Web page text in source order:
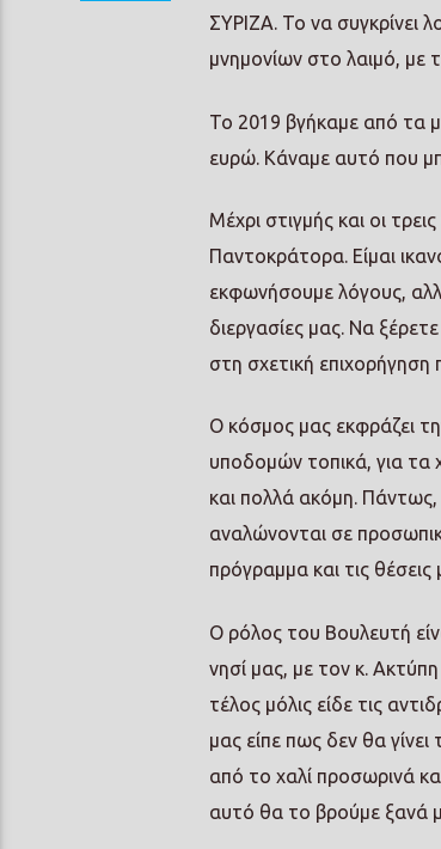
ΣΥΡΙΖΑ. Το να συγκρίνει
μνημονίων στο λαιμό, με
Το 2019 βγήκαμε από τα
ευρώ. Κάναμε αυτό που
Μέχρι στιγμής και οι
Παντοκράτορα. Είμαι
εκφωνήσουμε λόγους,
διεργασίες μας. Να
στη σχετική επιχορήγηση
Ο κόσμος μας εκφράζει
υποδομών τοπικά, για τα
και πολλά ακόμη.
αναλώνονται σε
πρόγραμμα και τις θέσεις
Ο ρόλος του Βουλευτή
νησί μας, με τον κ.
τέλος μόλις είδε τις
μας είπε πως δεν θα
από το χαλί προσωρινά
αυτό θα το βρούμε ξανά